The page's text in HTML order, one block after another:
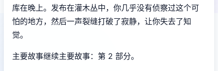
库在晚上。发布在灌木丛中，你几乎没有侦察过这个可
怕的地方，然后一声裂缝打破了寂静，让你失去了知
觉。
主要故事继续主要故事：第 2 部分。